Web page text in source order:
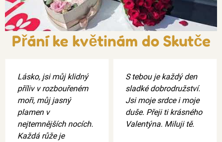
Přání ke květinám do Skutče
Lásko, jsi můj klidný
příliv v rozbouřeném
moři, můj jasný
plamen v
nejtemnějších nocích.
Každá růže je
S tebou je každý den
sladké dobrodružství.
Jsi moje srdce i moje
duše. Přeji ti krásného
Valentýna. Miluji tě.